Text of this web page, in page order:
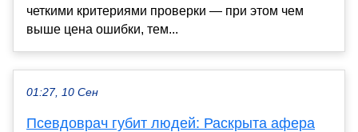
четкими критериями проверки — при этом чем
выше цена ошибки, тем...
01:27, 10 Сен
Псевдоврач губит людей: Раскрыта афера